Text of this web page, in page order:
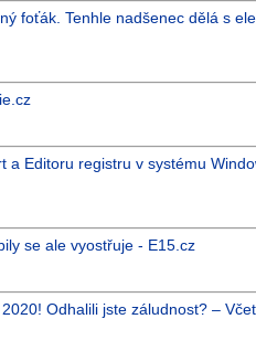
foťák. Tenhle nadšenec dělá s
a Editoru registru v systému
se ale vyostřuje - E15.cz
Odhalili jste záludnost? –